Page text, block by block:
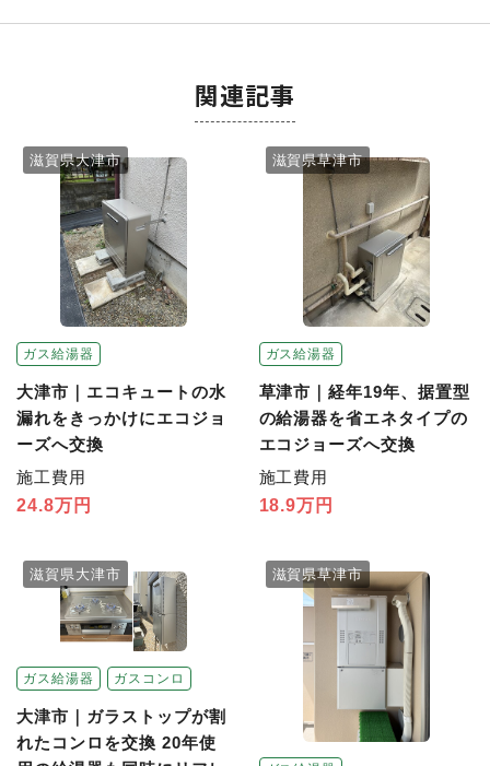
関連記事
ガス給湯器
滋賀県大津市
大津市｜エコキュートの水
漏れをきっかけにエコジョ
ーズへ交換
施工費用
24.8万円
ガス給湯器
滋賀県草津市
草津市｜経年19年、据置型
の給湯器を省エネタイプの
エコジョーズへ交換
施工費用
18.9万円
ガス給湯器 ガスコンロ
滋賀県大津市
大津市｜ガラストップが割
れたコンロを交換 20年使
滋賀県草津市